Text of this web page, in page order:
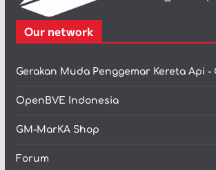
Our network
Gerakan Muda Penggemar Kereta Api -
OpenBVE Indonesia
GM-MarKA Shop
Forum